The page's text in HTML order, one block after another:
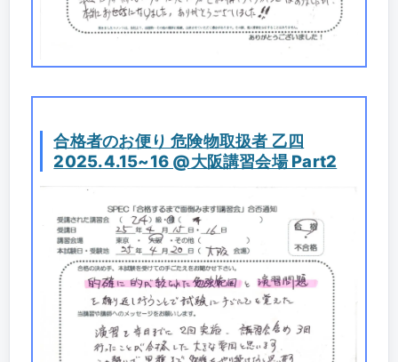
合格者のお便り 危険物取扱者 乙四
2025.4.15~16 @大阪講習会場 Part2